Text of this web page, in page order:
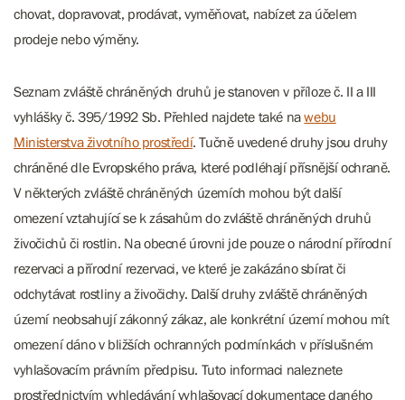
chovat, dopravovat, prodávat, vyměňovat, nabízet za účelem
prodeje nebo výměny.
Seznam zvláště chráněných druhů je stanoven v příloze č. II a III
vyhlášky č. 395/1992 Sb. Přehled najdete také nawebu
Ministerstva životního prostředí. Tučně uvedené druhy jsou druhy
chráněné dle Evropského práva, které podléhají přísnější ochraně.
V některých zvláště chráněných územích mohou být další
omezení vztahující se k zásahům do zvláště chráněných druhů
živočichů či rostlin. Na obecné úrovni jde pouze o národní přírodní
rezervaci a přírodní rezervaci, ve které je zakázáno sbírat či
odchytávat rostliny a živočichy. Další druhy zvláště chráněných
území neobsahují zákonný zákaz, ale konkrétní území mohou mít
omezení dáno v bližších ochranných podmínkách v příslušném
vyhlašovacím právním předpisu. Tuto informaci naleznete
prostřednictvím vyhledávání vyhlašovací dokumentace daného